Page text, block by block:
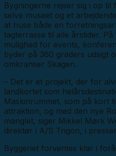
Bygningerne rejser sig i op
selve museet og et
at huse både en
tagterrasse til alle årstider.
mulighed for events,
byder på 360 graders udsigt
omkranser Skagen.
– Det er et projekt, der for
landkortet som
Maskinrummet, som på kort
attraktion, og med den nye
manglet, siger Mikkel Mørk
direktør i A/S Trigon, i
Byggeriet forventes klar i